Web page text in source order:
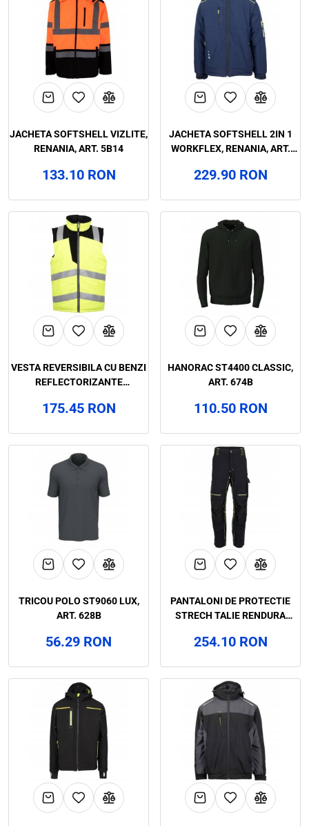
JACHETA SOFTSHELL VIZLITE,
RENANIA, ART. 5B14
133.10 RON
JACHETA SOFTSHELL 2IN 1
WORKFLEX, RENANIA, ART.
229.90 RON
VESTA REVERSIBILA CU BENZI
REFLECTORIZANTE
IARNA NEW REVERSO,
175.45 RON
HANORAC ST4400 CLASSIC,
ART. 674B
110.50 RON
TRICOU POLO ST9060 LUX,
ART. 628B
56.29 RON
PANTALONI DE PROTECTIE
STRECH TALIE RENDURA
254.10 RON